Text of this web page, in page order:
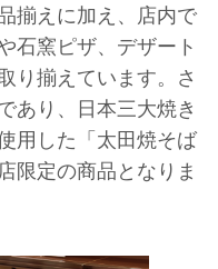
揃えに加え、店内で
石窯ピザ、デザート
り揃えています。さ
あり、日本三大焼き
用した「太田焼そば
限定の商品となりま